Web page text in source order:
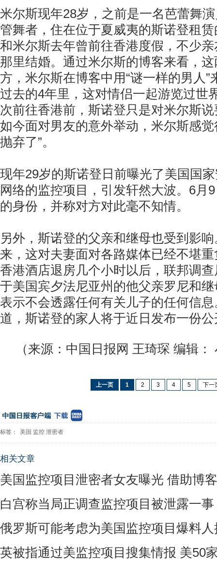
米尔斯现年28岁，之前是一名芭蕾舞
管舞者，住在位于夏威夷的斯诺登租
和米尔斯去年曾前往香港度假，不少
那里结婚。通过米尔斯的博客来看，
方，米尔斯在博客中用“谜一样的男人”
过去的4年里，这对情侣一起游览过世
次前往香港前，斯诺登只是对米尔斯
如今面对男友的意外举动，米尔斯感
抛弃了”。
现年29岁的斯诺登日前曝光了美国国
网络的监控项目，引发轩然大波。6月
的身份，并称对方对此毫不知情。
另外，斯诺登的父亲和继母也受到影
来，这对夫妻面对各路媒体已经不堪
香港酒店退房几个小时以后，联邦调
于美国宾夕法尼亚州的他父亲罗尼和
表示不会透露任何有关儿子的任何信
道，斯诺登的家人将于近日发布一份
（来源：中国日报网 王琦琛 编辑：
上一页 1 2 3 4 5 下一
标签： 美国 监控 泄密者
相关文章
美国监控项目泄密者女友曝光 借助博
白宫称当局正调查监控项目被泄露一事
俄罗斯可能考虑为美国监控项目爆料
英被指通过美监控项目搜集情报 美50